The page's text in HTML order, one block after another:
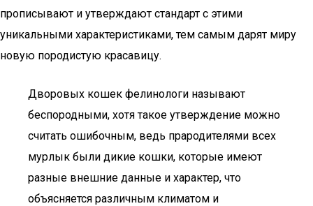
прописывают и утверждают стандарт с этими
уникальными характеристиками, тем самым дарят миру
новую породистую красавицу.
Дворовых кошек фелинологи называют
беспородными, хотя такое утверждение можно
считать ошибочным, ведь прародителями всех
мурлык были дикие кошки, которые имеют
разные внешние данные и характер, что
объясняется различным климатом и